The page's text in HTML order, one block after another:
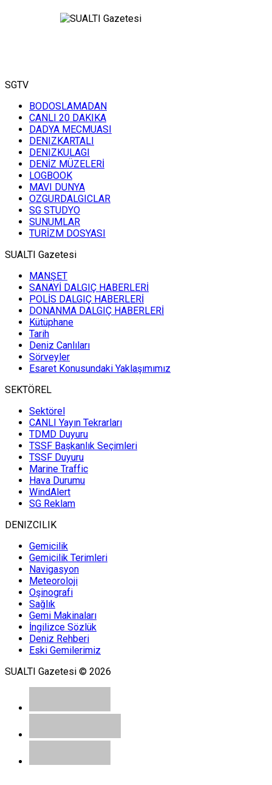
SGTV
BODOSLAMADAN
CANLI 20 DAKIKA
DADYA MECMUASI
DENIZKARTALI
DENIZKULAGI
DENİZ MÜZELERİ
LOGBOOK
MAVI DUNYA
OZGURDALGICLAR
SG STUDYO
SUNUMLAR
TURİZM DOSYASI
SUALTI Gazetesi
MANŞET
SANAYİ DALGIÇ HABERLERİ
POLİS DALGIÇ HABERLERİ
DONANMA DALGIÇ HABERLERİ
Kütüphane
Tarih
Deniz Canlıları
Sörveyler
Esaret Konusundaki Yaklaşımımız
SEKTÖREL
Sektörel
CANLI Yayın Tekrarları
TDMD Duyuru
TSSF Başkanlık Seçimleri
TSSF Duyuru
Marine Traffic
Hava Durumu
WindAlert
SG Reklam
DENIZCILIK
Gemicilik
Gemicilik Terimleri
Navigasyon
Meteoroloji
Oşinografi
Sağlık
Gemi Makinaları
İngilizce Sözlük
Deniz Rehberi
Eski Gemilerimiz
SUALTI Gazetesi © 2026